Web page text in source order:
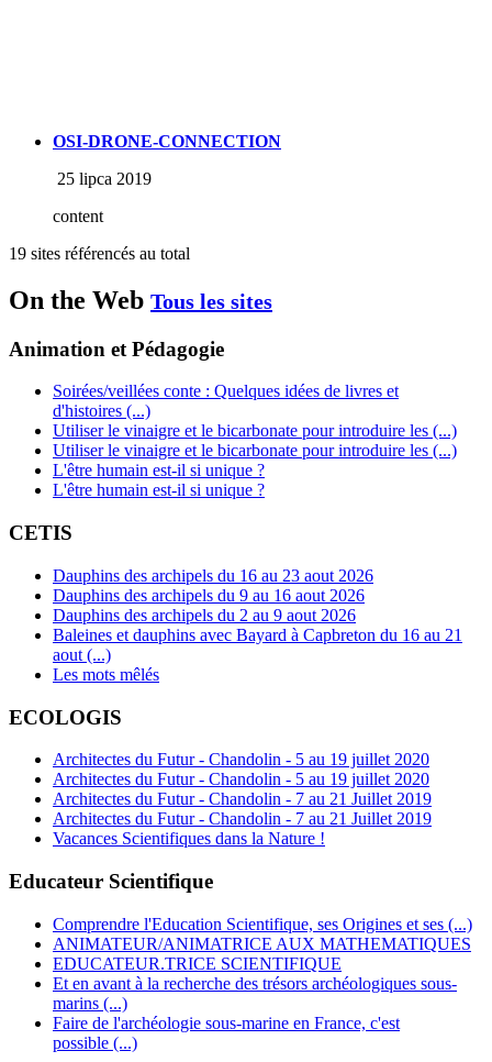
OSI-DRONE-CONNECTION
25 lipca 2019
content
19 sites référencés au total
On the Web Tous les sites
Animation et Pédagogie
Soirées/veillées conte : Quelques idées de livres et
d'histoires (...)
Utiliser le vinaigre et le bicarbonate pour introduire les (...)
Utiliser le vinaigre et le bicarbonate pour introduire les (...)
L'être humain est-il si unique ?
L'être humain est-il si unique ?
CETIS
Dauphins des archipels du 16 au 23 aout 2026
Dauphins des archipels du 9 au 16 aout 2026
Dauphins des archipels du 2 au 9 aout 2026
Baleines et dauphins avec Bayard à Capbreton du 16 au 21
aout (...)
Les mots mêlés
ECOLOGIS
Architectes du Futur - Chandolin - 5 au 19 juillet 2020
Architectes du Futur - Chandolin - 5 au 19 juillet 2020
Architectes du Futur - Chandolin - 7 au 21 Juillet 2019
Architectes du Futur - Chandolin - 7 au 21 Juillet 2019
Vacances Scientifiques dans la Nature !
Educateur Scientifique
Comprendre l'Education Scientifique, ses Origines et ses (...)
ANIMATEUR/ANIMATRICE AUX MATHEMATIQUES
EDUCATEUR.TRICE SCIENTIFIQUE
Et en avant à la recherche des trésors archéologiques sous-
marins (...)
Faire de l'archéologie sous-marine en France, c'est
possible (...)